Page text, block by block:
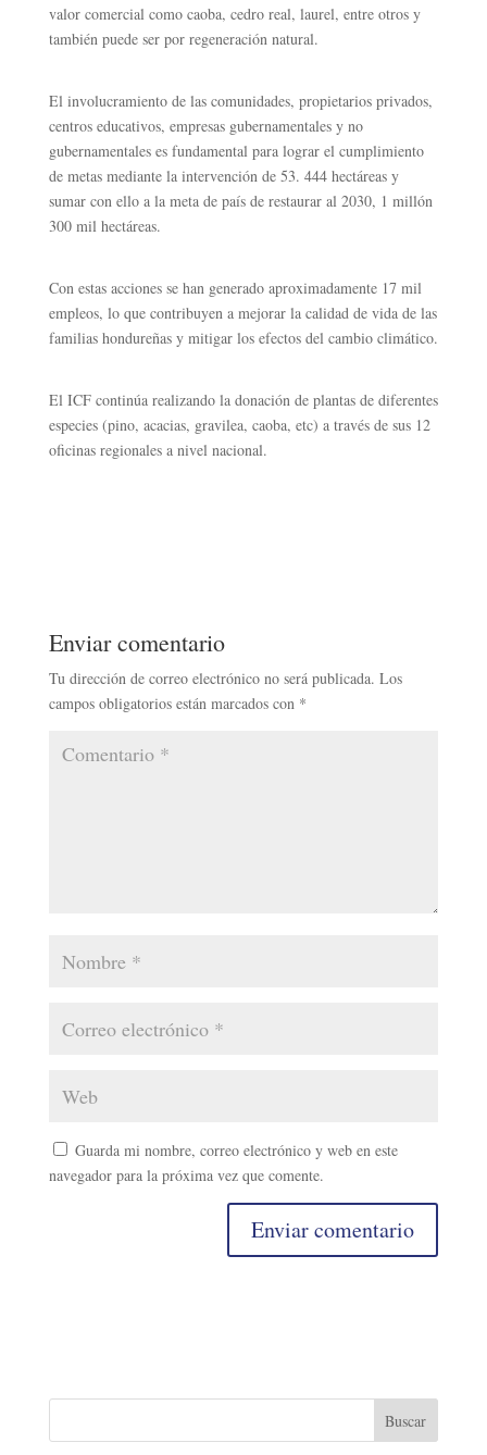
valor comercial como caoba, cedro real, laurel, entre otros y
también puede ser por regeneración natural.
El involucramiento de las comunidades, propietarios privados,
centros educativos, empresas gubernamentales y no
gubernamentales es fundamental para lograr el cumplimiento
de metas mediante la intervención de 53. 444 hectáreas y
sumar con ello a la meta de país de restaurar al 2030, 1 millón
300 mil hectáreas.
Con estas acciones se han generado aproximadamente 17 mil
empleos, lo que contribuyen a mejorar la calidad de vida de las
familias hondureñas y mitigar los efectos del cambio climático.
El ICF continúa realizando la donación de plantas de diferentes
especies (pino, acacias, gravilea, caoba, etc) a través de sus 12
oficinas regionales a nivel nacional.
Enviar comentario
Tu dirección de correo electrónico no será publicada. Los
campos obligatorios están marcados con *
Guarda mi nombre, correo electrónico y web en este
navegador para la próxima vez que comente.